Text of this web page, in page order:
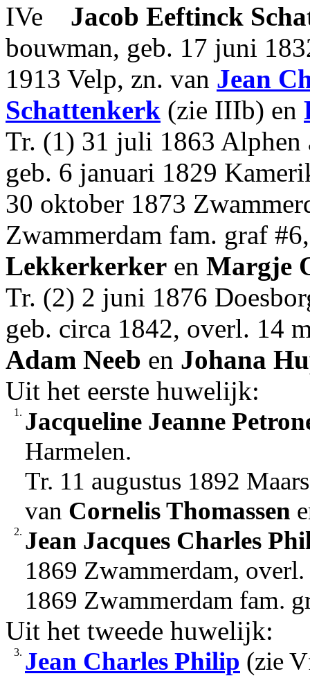
IVe Jacob Eeftinck
bouwman, geb. 17 juni
1913 Velp, zn. van Jean
Schattenkerk (zie IIIb) en
Tr. (1) 31 juli 1863
geb. 6 januari 1829
30 oktober 1873
Zwammerdam fam. graf
Lekkerkerker en Margje
Tr. (2) 2 juni 1876
geb. circa 1842, overl. 14
Adam Neeb en Johana
Uit het eerste huwelijk:
1. Jacqueline Jeanne
Harmelen.
Tr. 11 augustus 1892
van CornelisThomassen
2. Jean Jacques Charles
1869 Zwammerdam,
1869 Zwammerdam fam.
Uit het tweede huwelijk:
3. Jean Charles Philip (zie